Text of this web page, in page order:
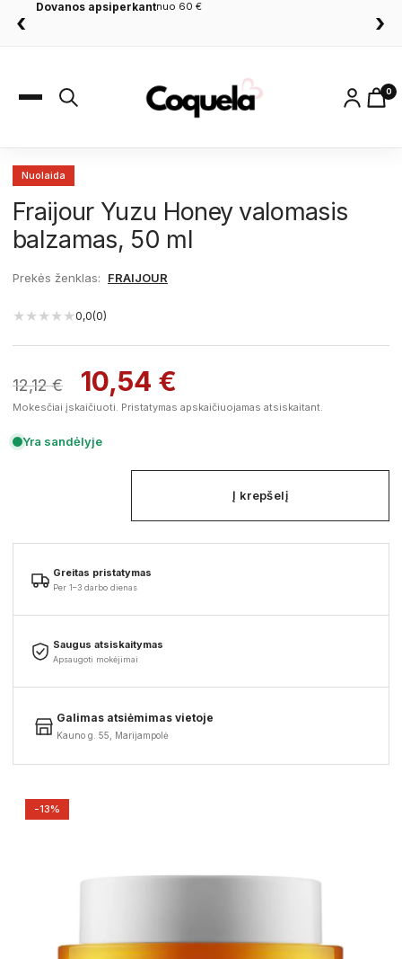
‹
Dovanos apsiperkantnuo 60 €
›
0
-13%
Nuolaida
Fraijour Yuzu Honey valomasis
balzamas, 50 ml
Prekės ženklas: FRAIJOUR
★ ★ ★ ★ ★0,0(0)
12,12€ 10,54 €
Mokesčiai įskaičiuoti. Pristatymas apskaičiuojamas atsiskaitant.
Yra sandėlyje
Į krepšelį
Greitas pristatymas
Per 1–3 darbo dienas
Saugus atsiskaitymas
Apsaugoti mokėjimai
Galimas atsiėmimas vietoje
Kauno g. 55, Marijampolė